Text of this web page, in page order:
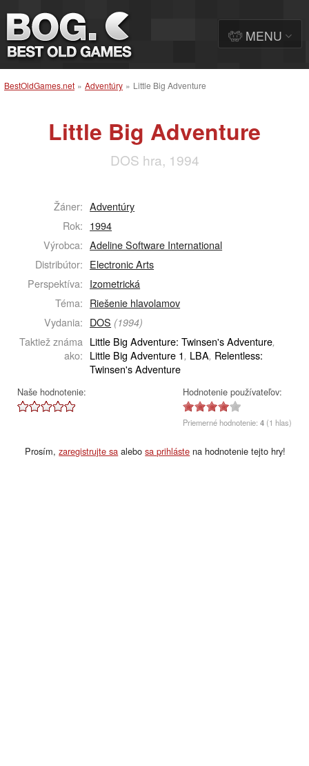
BestOldGames.net » Adventúry » Little Big Adventure
Little Big Adventure
DOS hra, 1994
Žáner: Adventúry
Rok: 1994
Výrobca: Adeline Software International
Distribútor: Electronic Arts
Perspektíva: Izometrická
Téma: Riešenie hlavolamov
Vydania: DOS (1994)
Taktiež známa
ako:
Little Big Adventure: Twinsen's Adventure,
Little Big Adventure 1, LBA, Relentless:
Twinsen's Adventure
Naše hodnotenie: Hodnotenie používateľov:
Priemerné hodnotenie:4 (1 hlas)
Prosím,zaregistrujte sa alebosa prihláste na hodnotenie tejto hry!
MENU